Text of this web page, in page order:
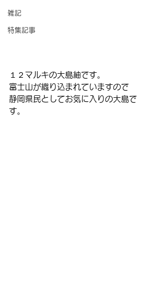
雑記
特集記事
１２マルキの大島紬です。
富士山が織り込まれていますので
静岡県民としてお気に入りの大島で
す。